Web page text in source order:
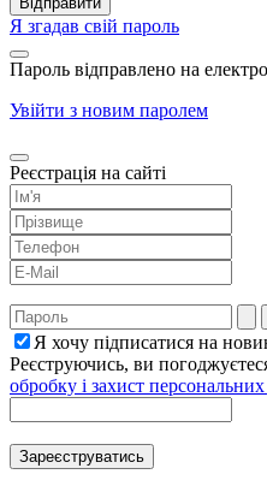
Я згадав свій пароль
Пароль відправлено на
Увійти з новим паролем
Реєстрація на сайті
Я хочу підписатися на
Реєструючись, ви
обробку і захист